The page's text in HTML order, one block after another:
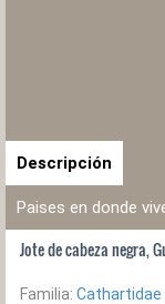
Descripción
Paises en donde
Jote de cabeza negra,
Familia: Cathartidae